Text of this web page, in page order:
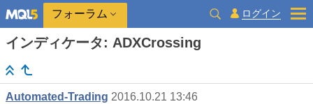
フォーラム ログイン
インディケータ: ADXCrossing
Automated-Trading 2016.10.21 13:46